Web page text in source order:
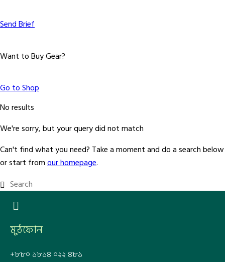
Send Brief
Want to Buy Gear?
Go to Shop
No results
We're sorry, but your query did not match
Can't find what you need? Take a moment and do a search below
or start fromour homepage.
মুঠফোন
+৮৮০ ১৮১৪ ০২২ ৪৮১